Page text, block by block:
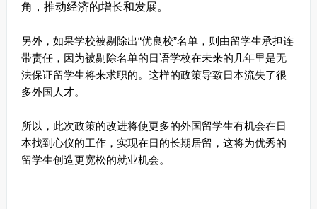
角，推动经济的增长和发展。
另外，如果学校被剔除出“优良校”名单，则由留学生承担连
带责任，因为被剔除名单的日语学校在未来的几年里是无
法保证留学生将来求职的。 这样的政策导致日本流失了很
多外国人才。
所以，此次政策的改进将使更多的外国留学生有机会在日
本找到心仪的工作，实现在日的长期居留， 这将为优秀的
留学生创造更宽松的就业机会。